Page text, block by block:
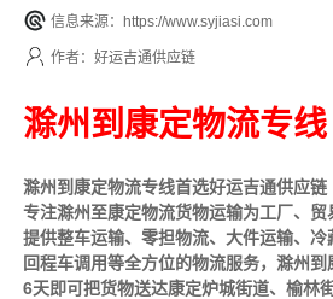
信息来源：https://www.syjiasi.com
作者：好运吉通供应链
滁州到康定物流专线
滁州到康定物流专线首选好运吉通供应链
专注滁州至康定物流货物运输为工厂、
提供整车运输、零担物流、大件运输、冷
回程车调用等全方位的物流服务，滁州
6天即可把货物送达康定炉城街道、榆林